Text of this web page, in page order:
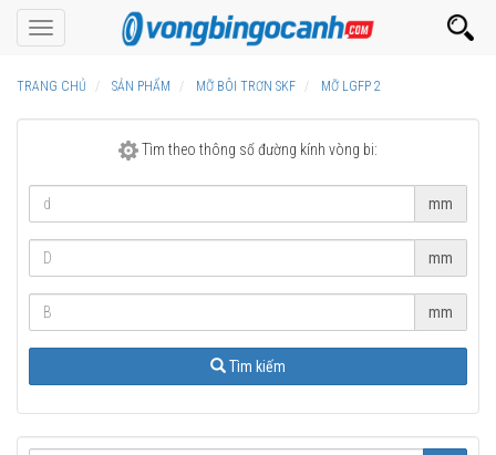
Toggle
navigation
TRANG CHỦ SẢN PHẨM MỠ BÔI TRƠN SKF MỠ LGFP 2
Tìm theo thông số đường kính vòng bi:
mm
mm
mm
Tìm kiếm